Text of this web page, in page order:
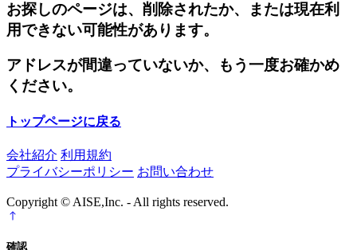
お探しのページは、削除されたか、または現在利
用できない可能性があります。
アドレスが間違っていないか、もう一度お確かめ
ください。
トップページに戻る
会社紹介 利用規約
プライバシーポリシー お問い合わせ
Copyright © AISE,Inc. - All rights reserved.
確認